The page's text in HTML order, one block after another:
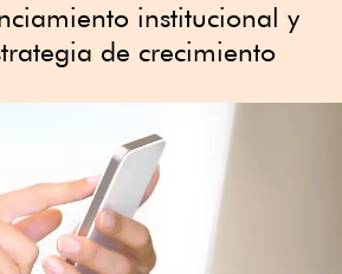
institucional y
de crecimiento